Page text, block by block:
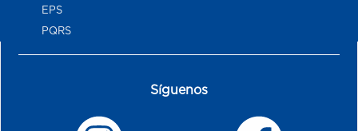
EPS
PQRS
Síguenos